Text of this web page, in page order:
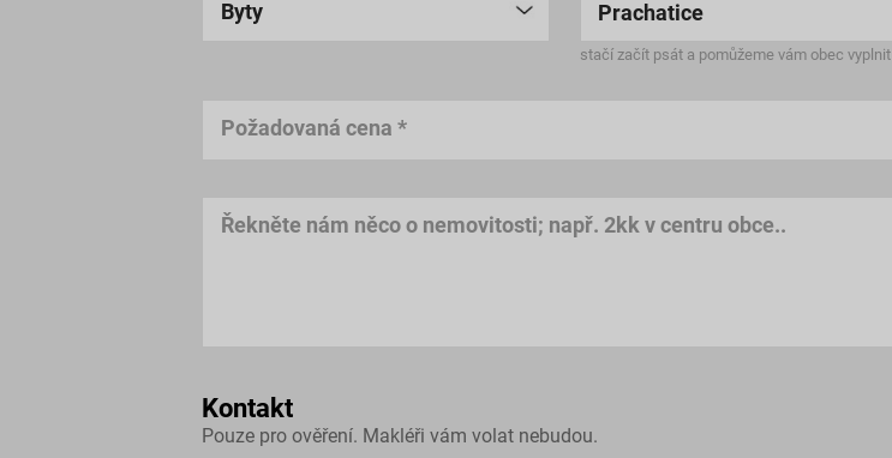
stačí začít psát a pomůžeme vám obec vyplnit
Požadovaná cena *
Řekněte nám něco o nemovitosti; např. 2kk v centru obce..
Kontakt
Pouze pro ověření. Makléři vám volat nebudou.